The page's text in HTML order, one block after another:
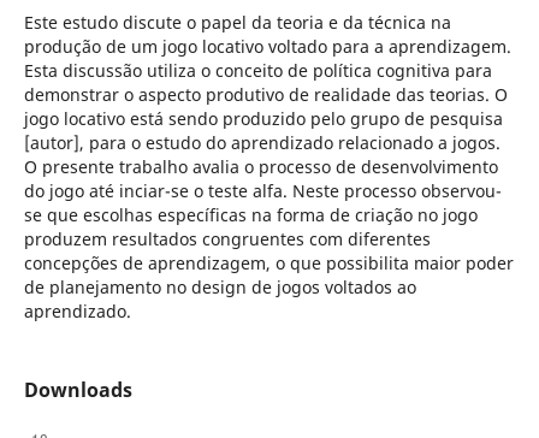
Este estudo discute o papel da teoria e da técnica na
produção de um jogo locativo voltado para a aprendizagem.
Esta discussão utiliza o conceito de política cognitiva para
demonstrar o aspecto produtivo de realidade das teorias. O
jogo locativo está sendo produzido pelo grupo de pesquisa
[autor], para o estudo do aprendizado relacionado a jogos.
O presente trabalho avalia o processo de desenvolvimento
do jogo até inciar-se o teste alfa. Neste processo observou-
se que escolhas específicas na forma de criação no jogo
produzem resultados congruentes com diferentes
concepções de aprendizagem, o que possibilita maior poder
de planejamento no design de jogos voltados ao
aprendizado.
Downloads